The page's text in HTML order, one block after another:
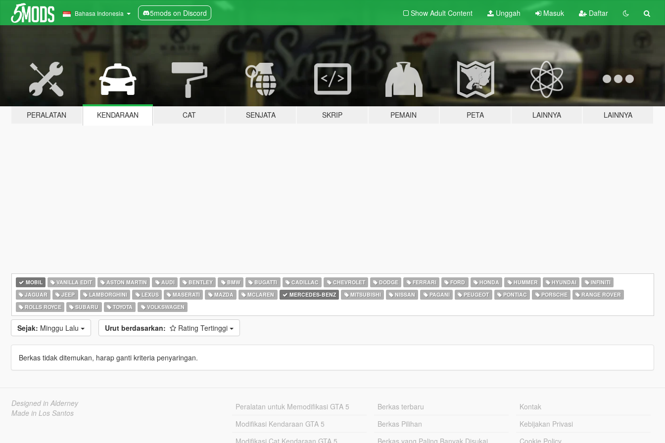
Bahasa Indonesia 5mods on Discord Show Adult Content Unggah Masuk Daftar
PERALATAN KENDARAAN CAT SENJATA SKRIP PEMAIN PETA LAINNYA LAINNYA
MOBIL VANILLA EDIT ASTON MARTIN AUDI BENTLEY BMW BUGATTI CADILLAC CHEVROLET DODGE FERRARI FORD HONDA HUMMER HYUNDAI
INFINITI
JAGUAR
JEEP LAMBORGHINI LEXUS MASERATI MAZDA MCLAREN MERCEDES-BENZ MITSUBISHI NISSAN PAGANI PEUGEOT PONTIAC PORSCHE
RANGE ROVER
ROLLS ROYCE
SUBARU TOYOTA VOLKSWAGEN
Sejak: Minggu Lalu Urut berdasarkan: Rating Tertinggi
Berkas tidak ditemukan, harap ganti kriteria penyaringan.
Designed in Alderney
Made in Los Santos
Peralatan untuk Memodifikasi GTA 5
Modifikasi Kendaraan GTA 5
Modifikasi Cat Kendaraan GTA 5
Berkas terbaru
Berkas Pilihan
Berkas yang Paling Banyak Disukai
Kontak
Kebijakan Privasi
Cookie Policy